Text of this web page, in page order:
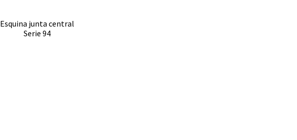
Esquina junta central
Serie 94